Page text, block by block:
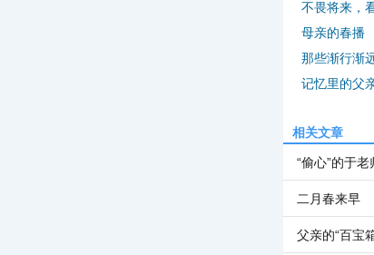
不畏将来，
母亲的春播
那些渐行渐
记忆里的父
相关文章
“偷心”的于老
二月春来早
父亲的“百宝